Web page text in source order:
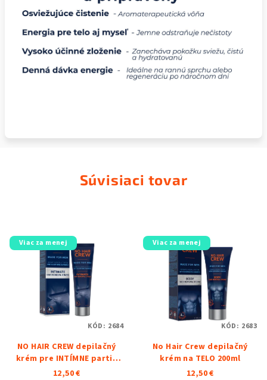
Súvisiaci tovar
Viac za menej
NO HAIR CREW depilačný
krém pre INTÍMNE partie
100ml
12,50 €
KÓD: 2684
Viac za menej
No Hair Crew depilačný
krém na TELO 200ml
12,50 €
KÓD: 2683